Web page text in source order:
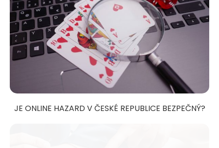
JE ONLINE HAZARD V ČESKÉ REPUBLICE BEZPEČNÝ?